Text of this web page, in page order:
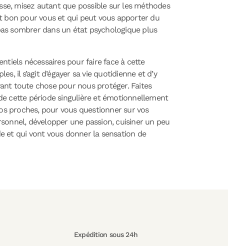
misez autant que possible sur les méthodes
bon pour vous et qui peut vous apporter du
sombrer dans un état psychologique plus
nécessaires pour faire face à cette
il s’agit d’égayer sa vie quotidienne et d’y
toute chose pour nous protéger. Faites
cette période singulière et émotionnellement
proches, pour vous questionner sur vos
développer une passion, cuisiner un peu
et qui vont vous donner la sensation de
Expédition sous 24h